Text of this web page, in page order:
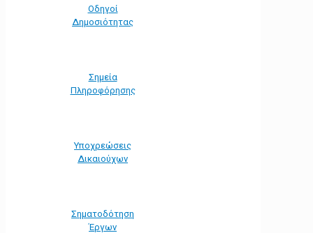
Οδηγοί
Δημοσιότητας
Σημεία
Πληροφόρησης
Υποχρεώσεις
Δικαιούχων
Σηματοδότηση
Έργων